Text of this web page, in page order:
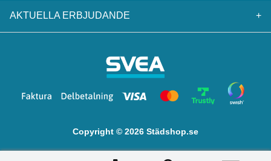
AKTUELLA ERBJUDANDE +
Copyright © 2026 Städshop.se